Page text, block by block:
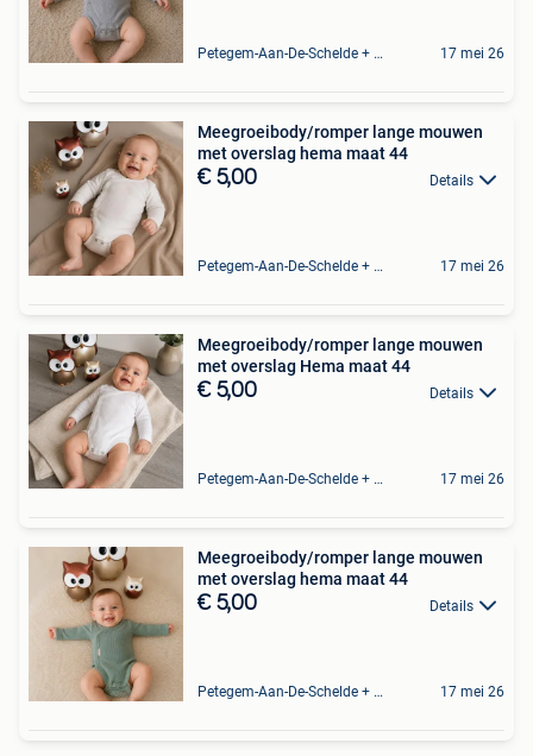
Petegem-Aan-De-Schelde + Deel Van Oudenaarde 17 mei 26
Meegroeibody/romper lange mouwen
met overslag hema maat 44
€ 5,00 Details
Petegem-Aan-De-Schelde + Deel Van Oudenaarde 17 mei 26
Meegroeibody/romper lange mouwen
met overslag Hema maat 44
€ 5,00 Details
Petegem-Aan-De-Schelde + Deel Van Oudenaarde 17 mei 26
Meegroeibody/romper lange mouwen
met overslag hema maat 44
€ 5,00 Details
Petegem-Aan-De-Schelde + Deel Van Oudenaarde 17 mei 26